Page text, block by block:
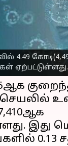
4.49
ஏற்பட்டுள்ளது.
Apr 27, 2023
செயலில்
இது
0.13